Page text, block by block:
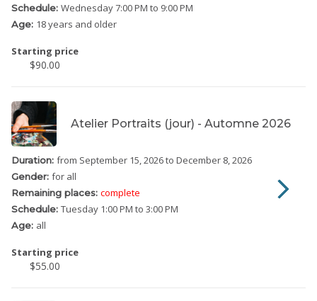
Schedule: Wednesday7:00 PM to 9:00 PM
Age: 18 years and older
Starting price
$90.00
Atelier Portraits (jour) - Automne 2026
Duration: from September 15, 2026to December 8, 2026
Gender: for all
Remaining places: complete
Schedule: Tuesday 1:00 PM to 3:00 PM
Age: all
Starting price
$55.00